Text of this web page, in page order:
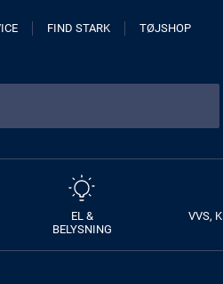
FIND STARK TØJSHOP
EL &
BELYSNING
VVS,